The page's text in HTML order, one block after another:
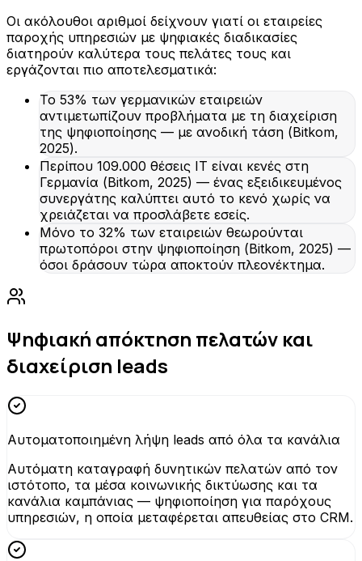
Οι ακόλουθοι αριθμοί δείχνουν γιατί οι εταιρείες
παροχής υπηρεσιών με ψηφιακές διαδικασίες
διατηρούν καλύτερα τους πελάτες τους και
εργάζονται πιο αποτελεσματικά:
Το 53% των γερμανικών εταιρειών
αντιμετωπίζουν προβλήματα με τη διαχείριση
της ψηφιοποίησης — με ανοδική τάση (Bitkom,
2025).
Περίπου 109.000 θέσεις IT είναι κενές στη
Γερμανία (Bitkom, 2025) — ένας εξειδικευμένος
συνεργάτης καλύπτει αυτό το κενό χωρίς να
χρειάζεται να προσλάβετε εσείς.
Μόνο το 32% των εταιρειών θεωρούνται
πρωτοπόροι στην ψηφιοποίηση (Bitkom, 2025) —
όσοι δράσουν τώρα αποκτούν πλεονέκτημα.
Ψηφιακή απόκτηση πελατών και
διαχείριση leads
Αυτοματοποιημένη λήψη leads από όλα τα κανάλια
Αυτόματη καταγραφή δυνητικών πελατών από τον
ιστότοπο, τα μέσα κοινωνικής δικτύωσης και τα
κανάλια καμπάνιας — ψηφιοποίηση για παρόχους
υπηρεσιών, η οποία μεταφέρεται απευθείας στο CRM.